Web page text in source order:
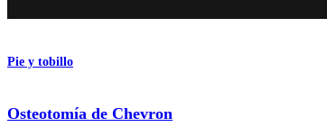
Pie y tobillo
Osteotomía de Chevron